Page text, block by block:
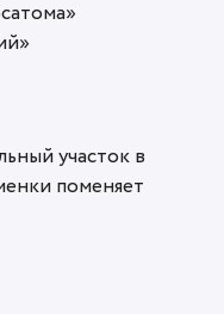
участок в
поменяет